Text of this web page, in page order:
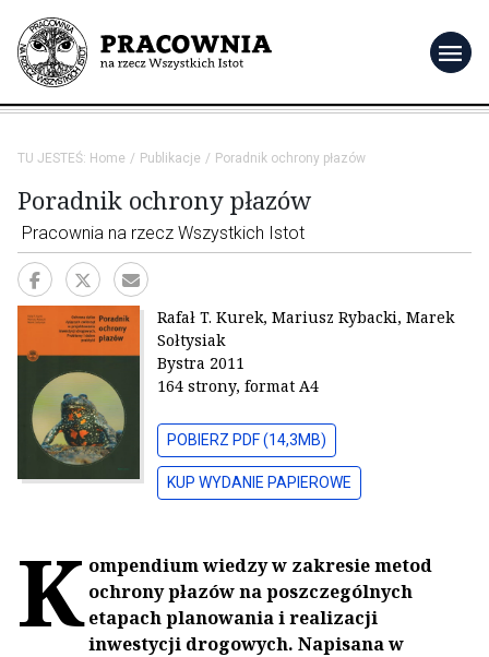
menu
TU JESTEŚ: Home Publikacje Poradnik ochrony płazów
Poradnik ochrony płazów
Pracownia na rzecz Wszystkich Istot
Rafał T. Kurek, Mariusz Rybacki, Marek
Sołtysiak
Bystra 2011
164 strony, format A4
POBIERZ PDF (14,3MB)
KUP WYDANIE PAPIEROWE
K ompendium wiedzy w zakresie metod
ochrony płazów na poszczególnych
etapach planowania i realizacji
inwestycji drogowych. Napisana w